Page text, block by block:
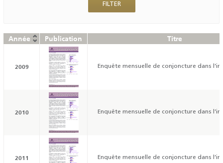
Année Publication Titre
2009 Enquête mensuelle de conjoncture dans
2010 Enquête mensuelle de conjoncture dans
2011 Enquête mensuelle de conjoncture dans